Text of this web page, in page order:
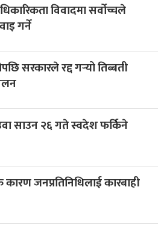
विवादमा सर्वोच्चले
गर्ने
सरकारले रद्द गर्‍यो तिब्बती
साउन २६ गते स्वदेश फर्किने
जनप्रतिनिधिलाई कारबाही